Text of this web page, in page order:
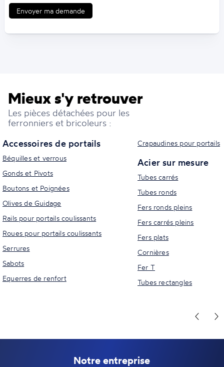
Envoyer ma demande
Mieux s'y retrouver
Les pièces détachées pour les
ferronniers et bricoleurs :
Accessoires de portails
Béquilles et verrous
Gonds et Pivots
Boutons et Poignées
Olives de Guidage
Rails pour portails coulissants
Roues pour portails coulissants
Serrures
Sabots
Equerres de renfort
Crapaudines pour portails
Acier sur mesure
Tubes carrés
Tubes ronds
Fers ronds pleins
Fers carrés pleins
Fers plats
Cornières
Fer T
Tubes rectangles
Notre entreprise